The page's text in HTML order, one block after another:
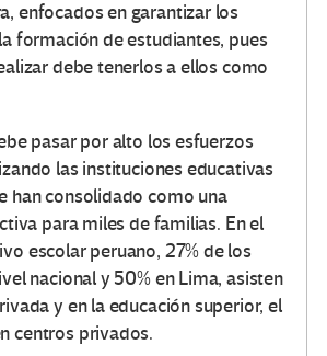
enfocados en garantizar los
formación de estudiantes, pues
debe tenerlos a ellos como
pasar por alto los esfuerzos
las instituciones educativas
han consolidado como una
para miles de familias. En el
escolar peruano, 27% de los
nacional y 50% en Lima, asisten
y en la educación superior, el
centros privados.